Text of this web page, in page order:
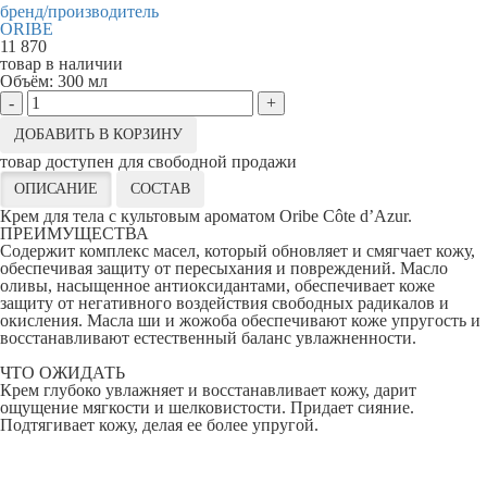
бренд/производитель
ORIBE
11 870
товар в наличии
Объём: 300 мл
-
+
ДОБАВИТЬ В КОРЗИНУ
товар доступен для свободной продажи
ОПИСАНИЕ СОСТАВ
Крем для тела с культовым ароматом Oribe Côte d’Azur.
ПРЕИМУЩЕСТВА
Содержит комплекс масел, который обновляет и смягчает кожу,
обеспечивая защиту от пересыхания и повреждений. Масло
оливы, насыщенное антиоксидантами, обеспечивает коже
защиту от негативного воздействия свободных радикалов и
окисления. Масла ши и жожоба обеспечивают коже упругость и
восстанавливают естественный баланс увлажненности.
ЧТО ОЖИДАТЬ
Крем глубоко увлажняет и восстанавливает кожу, дарит
ощущение мягкости и шелковистости. Придает сияние.
Подтягивает кожу, делая ее более упругой.